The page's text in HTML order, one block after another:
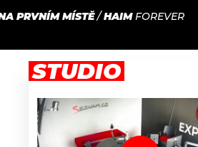
PRVNÍM MÍSTĚ/HAIM FOREVER
STUDIO